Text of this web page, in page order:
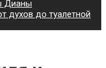
Дианы
духов до туалетной